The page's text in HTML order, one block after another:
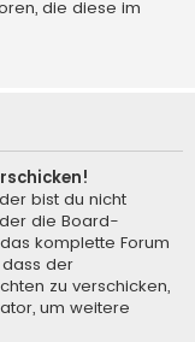
die diese im
bist du nicht
die Board-
komplette Forum
der
zu verschicken,
um weitere